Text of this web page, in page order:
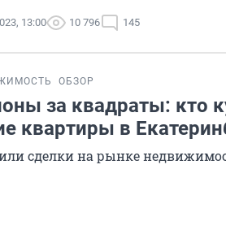
13:00 10 796 145
ОБЗОР
за квадраты: кто
квартиры в
сделки на рынке